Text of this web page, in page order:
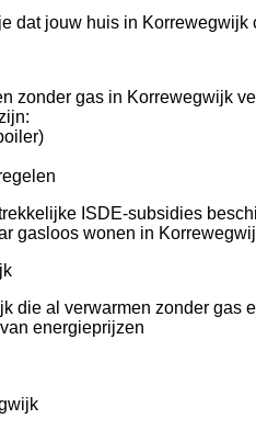
dat jouw huis in
zonder gas in Korrewegwijk
ISDE-subsidies
gasloos wonen in
die al verwarmen zonder gas
energieprijzen